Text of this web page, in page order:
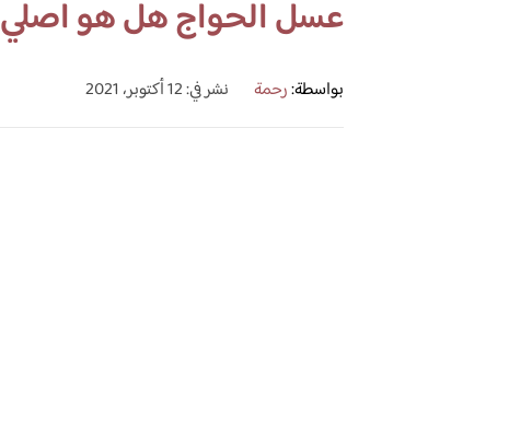
عسل الحواج هل هو اصلي
بواسطة:رحمة نشر في: 12 أكتوبر، 2021